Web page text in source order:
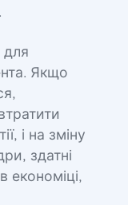
для
Якщо
і на зміну
здатні
економіці,